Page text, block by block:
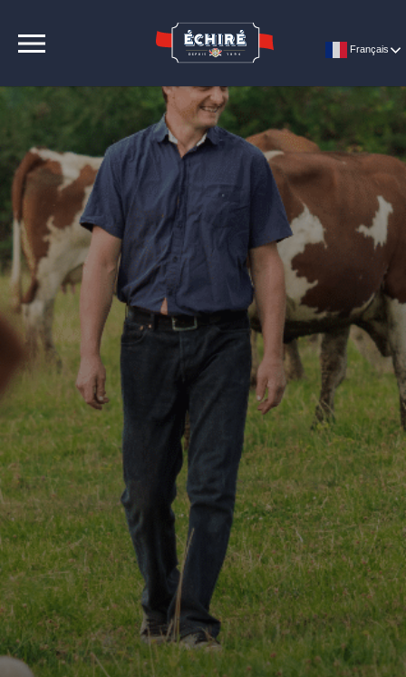
Français
CONTACT